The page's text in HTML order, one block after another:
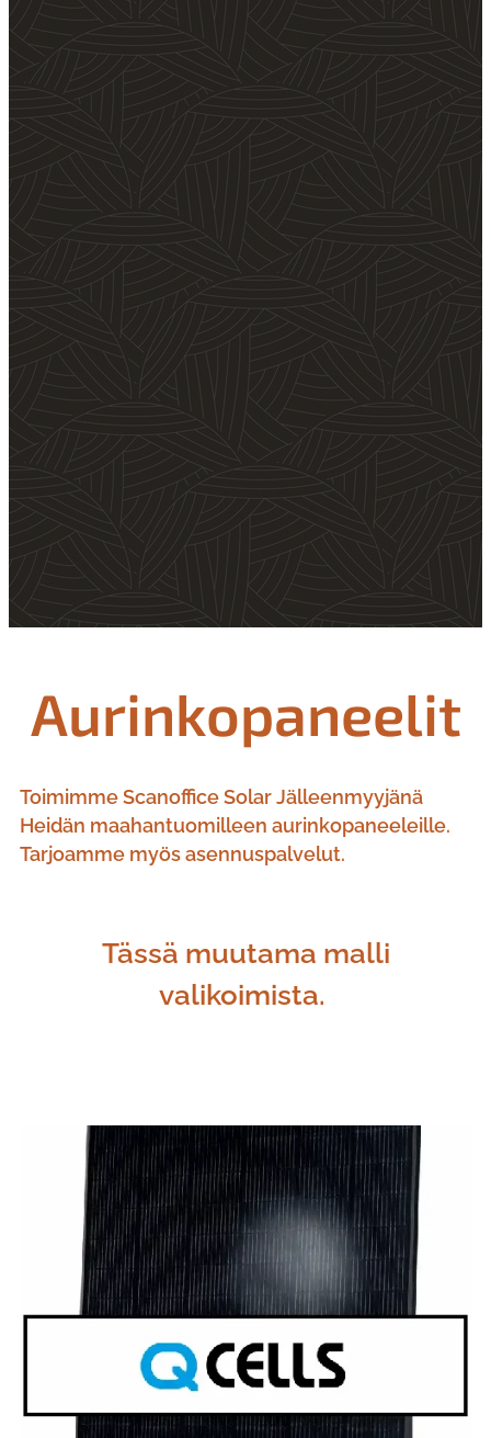
Aurinkopaneelit
Toimimme Scanoffice Solar Jälleenmyyjänä
Heidän maahantuomilleen aurinkopaneeleille.
Tarjoamme myös asennuspalvelut.
Tässä muutama malli
valikoimista.